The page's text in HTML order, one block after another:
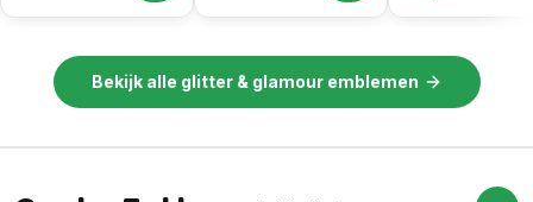
Bekijk alle glitter & glamour emblemen